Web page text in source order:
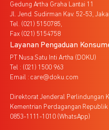
Gedung Artha Graha Lantai 11
Jl. Jend. Sudirman Kav. 52-53,
Tel. (021) 5150785,
Fax (021) 5154758
Layanan Pengaduan
PT Nusa Satu Inti Artha (DOKU)
Tel : (021) 1500 963
Email : care@doku.com
Direktorat Jenderal Perlindungan
Kementrian Perdagangan
0853-1111-1010 (WhatsApp)